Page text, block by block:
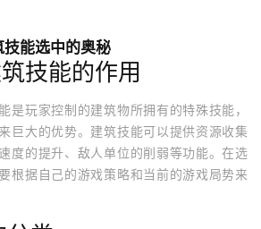
能选中的奥秘
技能的作用
是玩家控制的建筑物所拥有的特殊技能，
巨大的优势。建筑技能可以提供资源收集
度的提升、敌人单位的削弱等功能。在选
根据自己的游戏策略和当前的游戏局势来